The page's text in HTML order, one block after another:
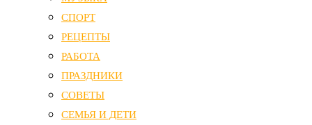
СПОРТ
РЕЦЕПТЫ
РАБОТА
ПРАЗДНИКИ
СОВЕТЫ
СЕМЬЯ И ДЕТИ